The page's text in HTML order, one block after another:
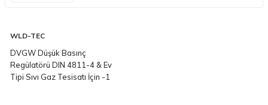
WLD-TEC
DVGW Düşük Basınç
Regülatörü DIN 4811-4 & Ev
Tipi Sıvı Gaz Tesisatı İçin -1